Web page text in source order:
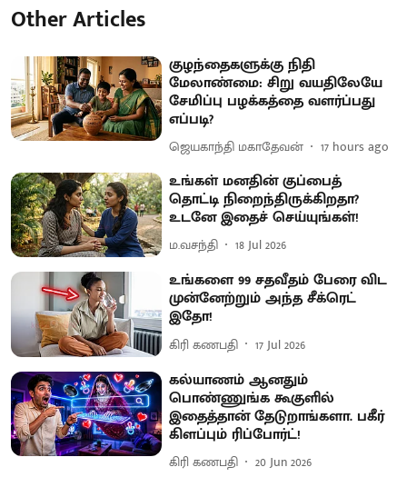
Other Articles
குழந்தைகளுக்கு நிதி
மேலாண்மை: சிறு வயதிலேயே
சேமிப்பு பழக்கத்தை வளர்ப்பது
எப்படி?
ஜெயகாந்தி மகாதேவன் 17 hours ago
உங்கள் மனதின் குப்பைத்
தொட்டி நிறைந்திருக்கிறதா?
உடனே இதைச் செய்யுங்கள்!
ம.வசந்தி 18 Jul 2026
உங்களை 99 சதவீதம் பேரை விட
முன்னேற்றும் அந்த சீக்ரெட்
இதோ!
கிரி கணபதி 17 Jul 2026
கல்யாணம் ஆனதும்
பொண்ணுங்க கூகுளில்
இதைத்தான் தேடுறாங்களா. பகீர்
கிளப்பும் ரிப்போர்ட்!
கிரி கணபதி 20 Jun 2026